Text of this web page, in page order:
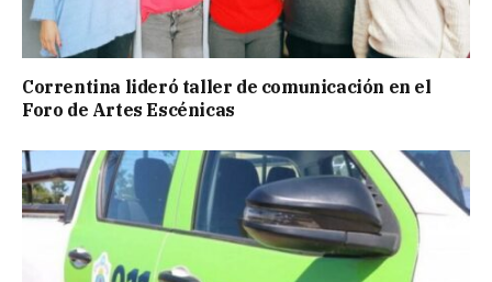
Correntina lideró taller de comunicación en el
Foro de Artes Escénicas